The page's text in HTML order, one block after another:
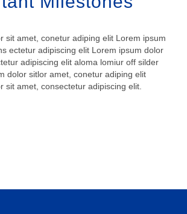
sit amet, conetur adiping elit Lorem ipsum
ectetur adipiscing elit Lorem ipsum dolor
adipiscing elit aloma lomiur off silder
dolor sitlor amet, conetur adiping elit
sit amet, consectetur adipiscing elit.